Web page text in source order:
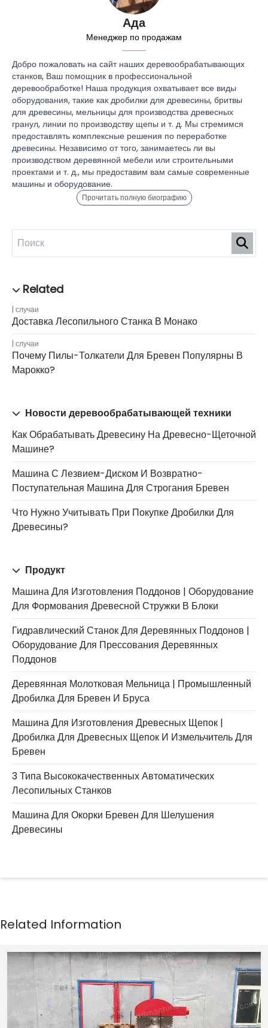
Ада
Менеджер по продажам
Добро пожаловать на сайт наших деревообрабатывающих
станков, Ваш помощник в профессиональной
деревообработке! Наша продукция охватывает все виды
оборудования, такие как дробилки для древесины, бритвы
для древесины, мельницы для производства древесных
гранул, линии по производству щепы и т. д. Мы стремимся
предоставлять комплексные решения по переработке
древесины. Независимо от того, занимаетесь ли вы
производством деревянной мебели или строительными
проектами и т. д., мы предоставим вам самые современные
машины и оборудование.
Прочитать полную биографию
случаи
Доставка Лесопильного Станка В Монако
случаи
Почему Пилы-Толкатели Для Бревен Популярны В
Марокко?
Новости деревообрабатывающей техники
Как Обрабатывать Древесину На Древесно-Щеточной
Машине?
Машина С Лезвием-Диском И Возвратно-
Поступательная Машина Для Строгания Бревен
Что Нужно Учитывать При Покупке Дробилки Для
Древесины?
Продукт
Машина Для Изготовления Поддонов | Оборудование
Для Формования Древесной Стружки В Блоки
Гидравлический Станок Для Деревянных Поддонов |
Оборудование Для Прессования Деревянных
Поддонов
Деревянная Молотковая Мельница | Промышленный
Дробилка Для Бревен И Бруса
Машина Для Изготовления Древесных Щепок |
Дробилка Для Древесных Щепок И Измельчитель Для
Бревен
3 Типа Высококачественных Автоматических
Лесопильных Станков
Машина Для Окорки Бревен Для Шелушения
Древесины